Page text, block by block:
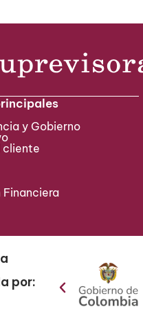
y Gobierno
cliente
Financiera
por: